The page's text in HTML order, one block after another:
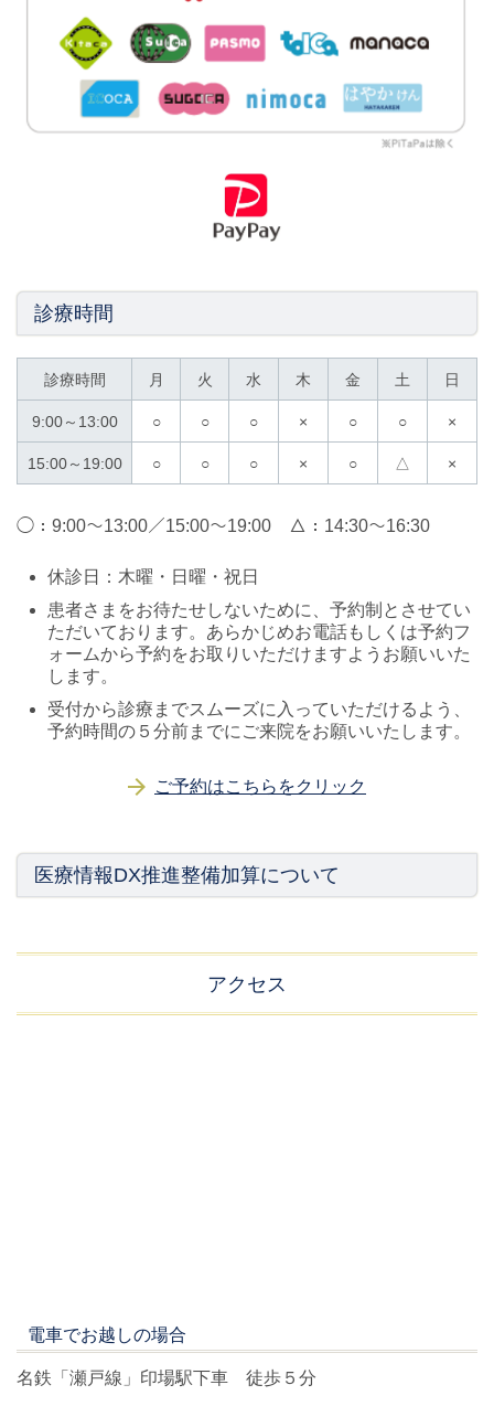
診療時間
診療時間 月 火 水 木 金 土 日
9:00～13:00 ○ ○ ○ × ○ ○ ×
15:00～19:00 ○ ○ ○ × ○ △ ×
◯：9:00～13:00／15:00～19:00 △：14:30～16:30
休診日：木曜・日曜・祝日
患者さまをお待たせしないために、予約制とさせてい
ただいております。あらかじめお電話もしくは予約フ
ォームから予約をお取りいただけますようお願いいた
します。
受付から診療までスムーズに入っていただけるよう、
予約時間の５分前までにご来院をお願いいたします。
ご予約はこちらをクリック
医療情報DX推進整備加算について
アクセス
電車でお越しの場合
名鉄「瀬戸線」印場駅下車 徒歩５分